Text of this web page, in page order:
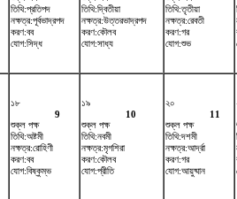
তিথি:প্রতিপদ
নক্ষত্র:পূর্বভাদ্রপদ
করণ:বব
যোগ:সিদ্ধ
তিথি:দ্বিতীয়া
নক্ষত্র:উত্তরভাদ্রপদ
করণ:কৌলব
যোগ:সাধ্য
তিথি:তৃতীয়া
নক্ষত্র:রেবতী
করণ:গর
যোগ:শুভ
১৮
9
শুক্ল পক্ষ
তিথি:অষ্টমী
নক্ষত্র:রোহিণী
করণ:বব
যোগ:বিষ্কুম্ভ
১৯
10
শুক্ল পক্ষ
তিথি:নবমী
নক্ষত্র:মৃগশিরা
করণ:কৌলব
যোগ:প্রীতি
২০
11
শুক্ল পক্ষ
তিথি:দশমী
নক্ষত্র:আর্দ্রা
করণ:গর
যোগ:আয়ুষ্মান